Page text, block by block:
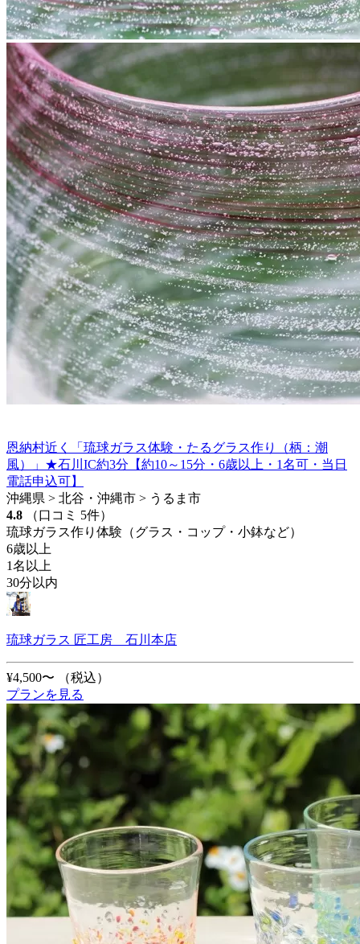
恩納村近く「琉球ガラス体験・たるグラス作り（柄：潮
風）」★石川IC約3分【約10～15分・6歳以上・1名可・当日
電話申込可】
沖縄県 > 北谷・沖縄市 > うるま市
4.8
（口コミ 5件）
琉球ガラス作り体験（グラス・コップ・小鉢など）
6歳以上
1名以上
30分以内
琉球ガラス 匠工房 石川本店
¥4,500〜
（税込）
プランを見る